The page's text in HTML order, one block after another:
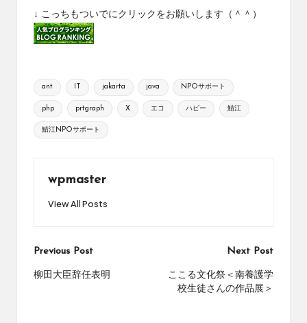
↓ こっちもついでにクリックをお願いします（＾＾）
Tags:
ant IT jakarta java NPOサポート
php prtgraph X エコ ハピー 鯖江
鯖江NPOサポート
wpmaster
View All Posts
Post
navigation
Previous Post
柳田大臣辞任表明
Next Post
ここる文化祭＜南養護学
校生徒さんの作品展＞